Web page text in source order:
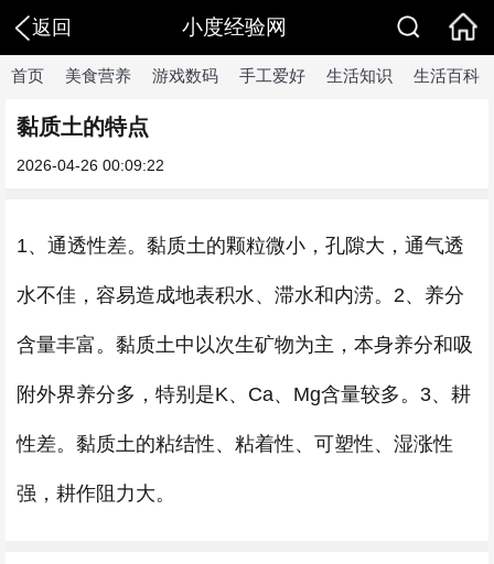
返回 小度经验网
首页 美食营养 游戏数码 手工爱好 生活知识 生活百科
黏质土的特点
2026-04-26 00:09:22
1、通透性差。黏质土的颗粒微小，孔隙大，通气透
水不佳，容易造成地表积水、滞水和内涝。2、养分
含量丰富。黏质土中以次生矿物为主，本身养分和吸
附外界养分多，特别是K、Ca、Mg含量较多。3、耕
性差。黏质土的粘结性、粘着性、可塑性、湿涨性
强，耕作阻力大。